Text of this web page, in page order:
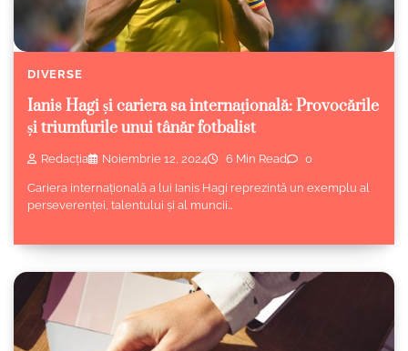
DIVERSE
Ianis Hagi și cariera sa internațională: Provocările
și triumfurile unui tânăr fotbalist
Redacția Noiembrie 12, 2024 6 Min Read 0
Cariera internațională a lui Ianis Hagi reprezintă un exemplu al
perseverenței, talentului și al muncii…